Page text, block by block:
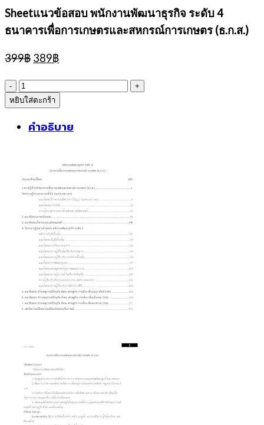
Sheetแนวข้อสอบ พนักงานพัฒนาธุรกิจ ระดับ 4
ธนาคารเพื่อการเกษตรและสหกรณ์การเกษตร (ธ.ก.ส.)
399฿ Original
was:
399฿.
389฿Current
is:
389฿.
จำนวน
Sheetแนว
ข้อสอบ
ระดับ
ธนาคาร
การเกษตร
สหกรณ์
การเกษตร
หยิบใส่ตะกร้า
คำอธิบาย